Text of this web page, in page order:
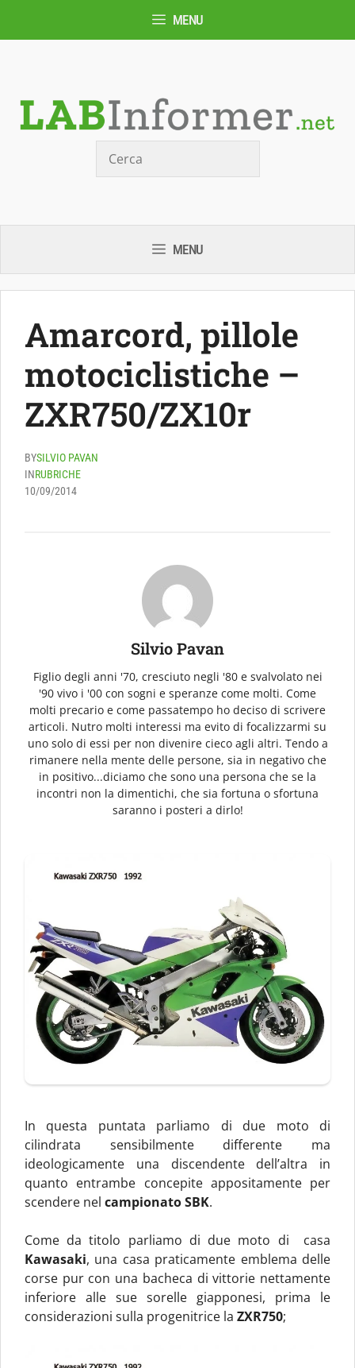
MENU
MENU
Amarcord, pillole
motociclistiche –
ZXR750/ZX10r
BYSILVIO PAVAN
INRUBRICHE
10/09/2014
Silvio Pavan
Figlio degli anni '70, cresciuto negli '80 e svalvolato nei
'90 vivo i '00 con sogni e speranze come molti. Come
molti precario e come passatempo ho deciso di scrivere
articoli. Nutro molti interessi ma evito di focalizzarmi su
uno solo di essi per non divenire cieco agli altri. Tendo a
rimanere nella mente delle persone, sia in negativo che
in positivo...diciamo che sono una persona che se la
incontri non la dimentichi, che sia fortuna o sfortuna
saranno i posteri a dirlo!
In questa puntata parliamo di due moto di
cilindrata sensibilmente differente ma
ideologicamente una discendente dell’altra in
quanto entrambe concepite appositamente per
scendere nel campionato SBK.
Come da titolo parliamo di due moto di casa
Kawasaki, una casa praticamente emblema delle
corse pur con una bacheca di vittorie nettamente
inferiore alle sue sorelle giapponesi, prima le
considerazioni sulla progenitrice la ZXR750;